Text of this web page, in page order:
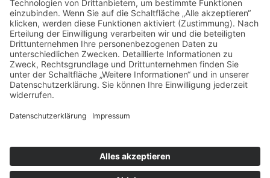
Tel: +49 30 805 35 58
KONTAKT|IMPRESSUM|DATENSCHUTZ